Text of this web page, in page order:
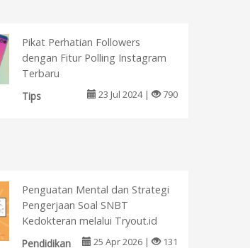
Pikat Perhatian Followers
dengan Fitur Polling Instagram
Terbaru
Tips
23 Jul 2024 | 790
Penguatan Mental dan Strategi
Pengerjaan Soal SNBT
Kedokteran melalui Tryout.id
Pendidikan
25 Apr 2026 | 131